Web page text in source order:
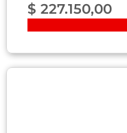
$ 227.150,00